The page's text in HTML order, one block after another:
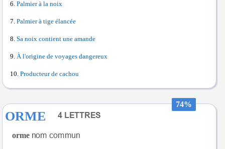
Palmier à la noix
Palmier à tige élancée
Sa noix contient une amande
À l'origine de voyages dangereux
Producteur de cachou
74%
ORME
orme